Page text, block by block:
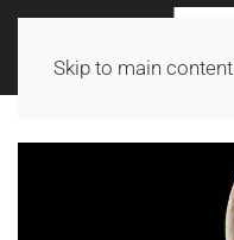
Skip to main content